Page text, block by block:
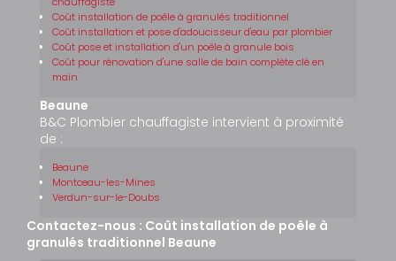
Coût installation de poêle à granulés traditionnel
Coût installation et pose d'adoucisseur d'eau par plombier
Coût pose et installation d'un poêle à granule bois
Coût pour rénovation d'une salle de bain complète clé en
main
Beaune
B&C Plombier chauffagiste intervient à proximité
de :
Beaune
Montceau-les-Mines
Verdun-sur-le-Doubs
Contactez-nous : Coût installation de poêle à
granulés traditionnel Beaune